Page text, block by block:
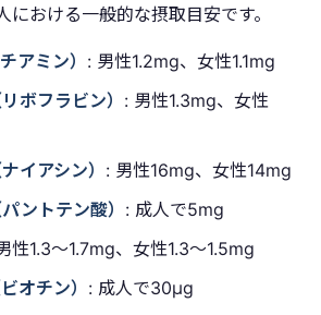
における一般的な摂取目安です。
アミン） : 男性1.2mg、女性1.1mg
ボフラビン） : 男性1.3mg、女性
イアシン） : 男性16mg、女性14mg
ントテン酸） : 成人で5mg
性1.3〜1.7mg、女性1.3〜1.5mg
オチン） : 成人で30μg